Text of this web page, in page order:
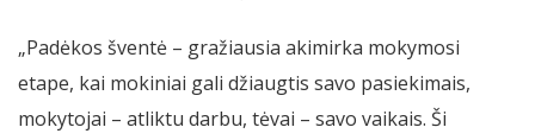
„Padėkos šventė – gražiausia akimirka mokymosi
etape, kai mokiniai gali džiaugtis savo pasiekimais,
mokytojai – atliktu darbu, tėvai – savo vaikais. Ši